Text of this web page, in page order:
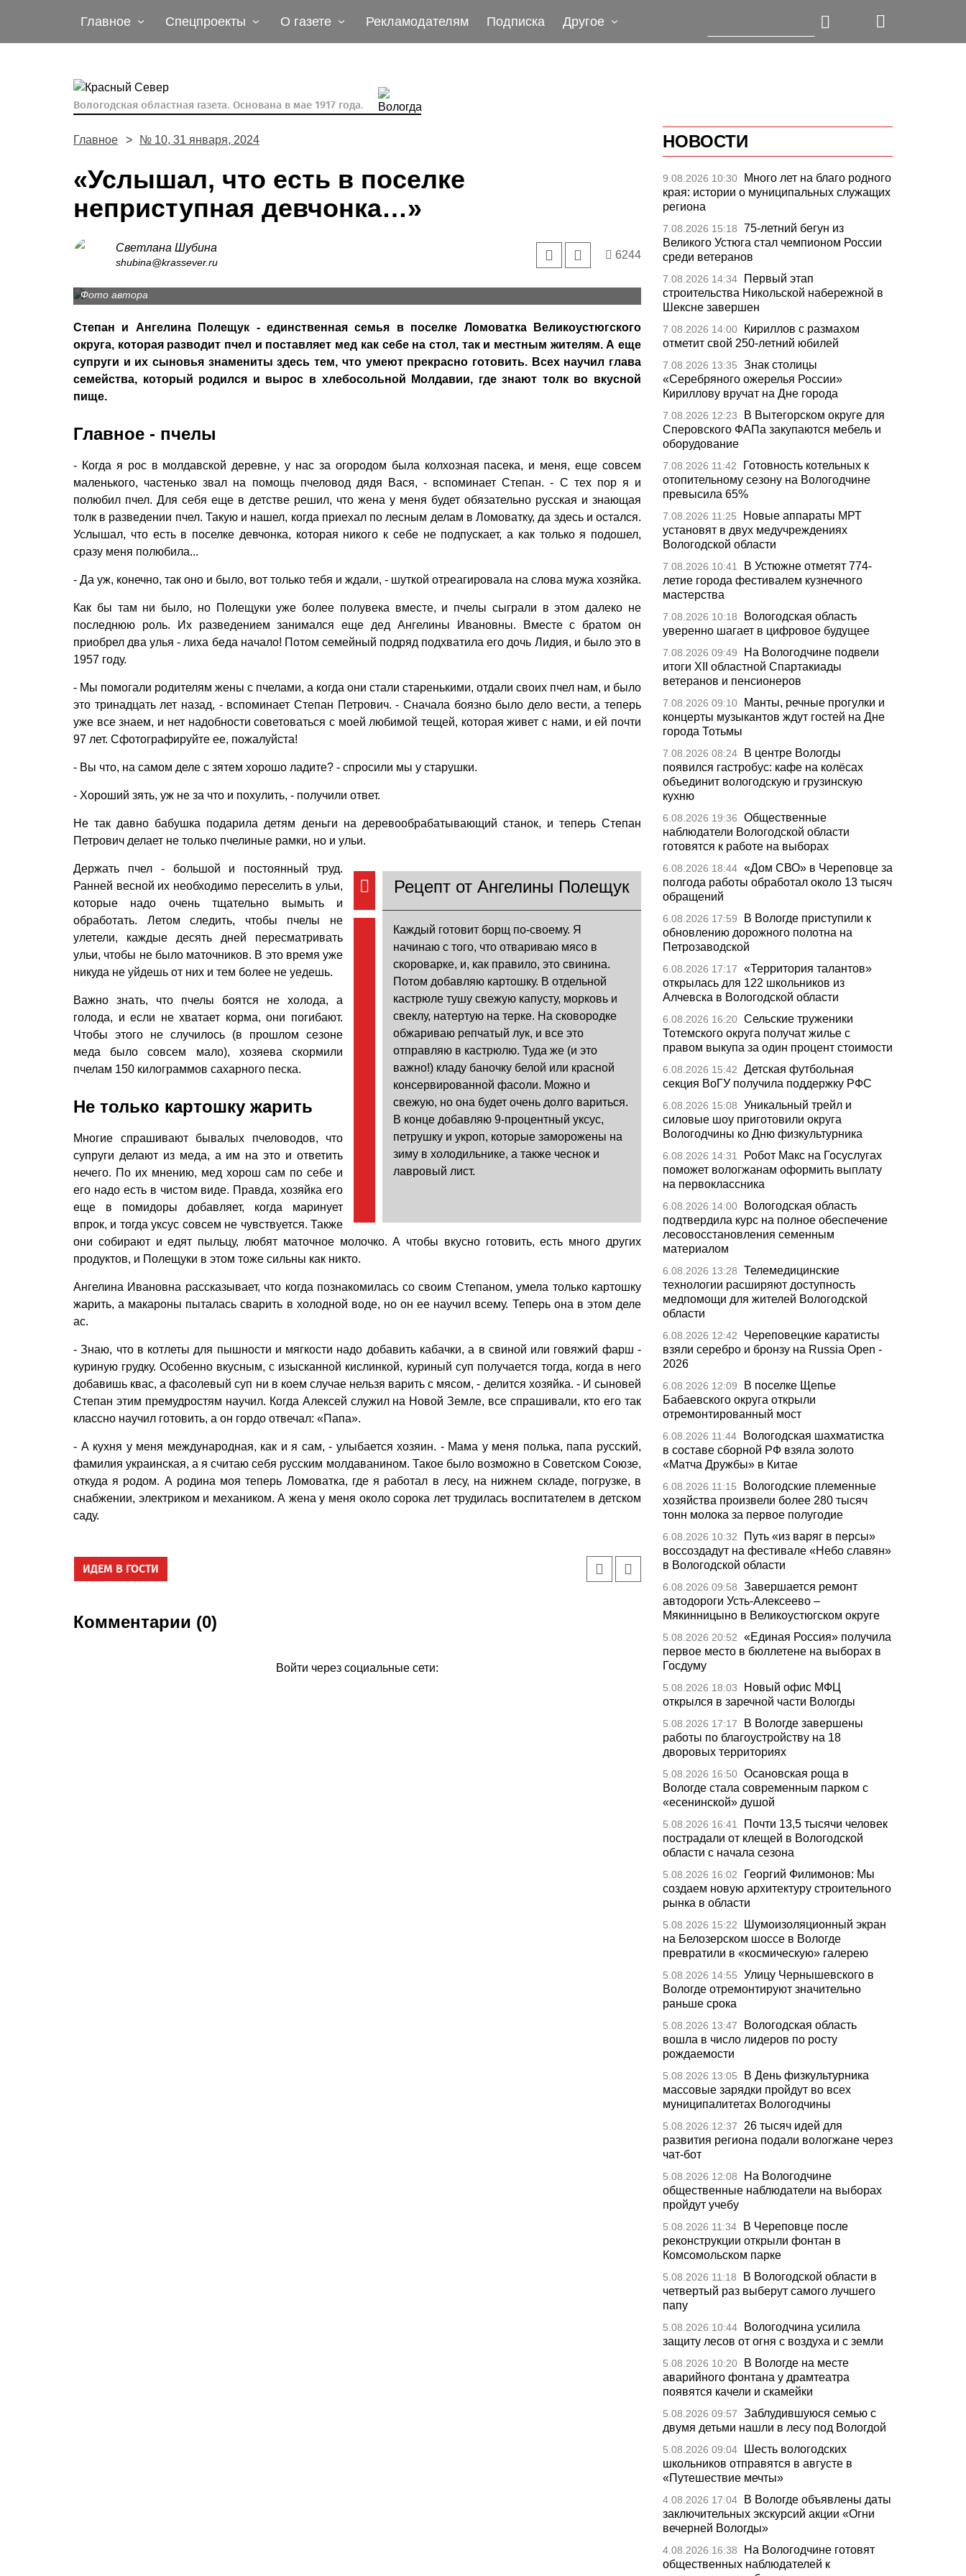
Главное Спецпроекты О газете Рекламодателям Подписка Другое
Вологодская областная газета. Основана в мае 1917 года.
Главное № 10, 31 января, 2024
«Услышал, что есть в поселке
неприступная девчонка…»
Светлана Шубина
shubina@krassever.ru
6244
Степан и Ангелина Полещук - чудесная пара, два творческих человека, которые удивительным
Фото автора
Степан и Ангелина Полещук - единственная семья в поселке Ломоватка Великоустюгского
округа, которая разводит пчел и поставляет мед как себе на стол, так и местным жителям. А еще
супруги и их сыновья знамениты здесь тем, что умеют прекрасно готовить. Всех научил глава
семейства, который родился и вырос в хлебосольной Молдавии, где знают толк во вкусной
пище.
Главное - пчелы
- Когда я рос в молдавской деревне, у нас за огородом была колхозная пасека, и меня, еще совсем
маленького, частенько звал на помощь пчеловод дядя Вася, - вспоминает Степан. - С тех пор я и
полюбил пчел. Для себя еще в детстве решил, что жена у меня будет обязательно русская и знающая
толк в разведении пчел. Такую и нашел, когда приехал по лесным делам в Ломоватку, да здесь и остался.
Услышал, что есть в поселке девчонка, которая никого к себе не подпускает, а как только я подошел,
сразу меня полюбила...
- Да уж, конечно, так оно и было, вот только тебя и ждали, - шуткой отреагировала на слова мужа хозяйка.
Как бы там ни было, но Полещуки уже более полувека вместе, и пчелы сыграли в этом далеко не
последнюю роль. Их разведением занимался еще дед Ангелины Ивановны. Вместе с братом он
приобрел два улья - лиха беда начало! Потом семейный подряд подхватила его дочь Лидия, и было это в
1957 году.
- Мы помогали родителям жены с пчелами, а когда они стали старенькими, отдали своих пчел нам, и было
это тринадцать лет назад, - вспоминает Степан Петрович. - Сначала боязно было дело вести, а теперь
уже все знаем, и нет надобности советоваться с моей любимой тещей, которая живет с нами, и ей почти
97 лет. Сфотографируйте ее, пожалуйста!
- Вы что, на самом деле с зятем хорошо ладите? - спросили мы у старушки.
- Хороший зять, уж не за что и похулить, - получили ответ.
Не так давно бабушка подарила детям деньги на деревообрабатывающий станок, и теперь Степан
Петрович делает не только пчелиные рамки, но и ульи.
Рецепт от Ангелины Полещук
Каждый готовит борщ по-своему. Я
начинаю с того, что отвариваю мясо в
скороварке, и, как правило, это свинина.
Потом добавляю картошку. В отдельной
кастрюле тушу свежую капусту, морковь и
свеклу, натертую на терке. На сковородке
обжариваю репчатый лук, и все это
отправляю в кастрюлю. Туда же (и это
важно!) кладу баночку белой или красной
консервированной фасоли. Можно и
свежую, но она будет очень долго вариться.
В конце добавляю 9-процентный уксус,
петрушку и укроп, которые заморожены на
зиму в холодильнике, а также чеснок и
лавровый лист.
Держать пчел - большой и постоянный труд.
Ранней весной их необходимо переселить в ульи,
которые надо очень тщательно вымыть и
обработать. Летом следить, чтобы пчелы не
улетели, каждые десять дней пересматривать
ульи, чтобы не было маточников. В это время уже
никуда не уйдешь от них и тем более не уедешь.
Важно знать, что пчелы боятся не холода, а
голода, и если не хватает корма, они погибают.
Чтобы этого не случилось (в прошлом сезоне
меда было совсем мало), хозяева скормили
пчелам 150 килограммов сахарного песка.
Не только картошку жарить
Многие спрашивают бывалых пчеловодов, что
супруги делают из меда, а им на это и ответить
нечего. По их мнению, мед хорош сам по себе и
его надо есть в чистом виде. Правда, хозяйка его
еще в помидоры добавляет, когда маринует
впрок, и тогда уксус совсем не чувствуется. Также
они собирают и едят пыльцу, любят маточное молочко. А чтобы вкусно готовить, есть много других
продуктов, и Полещуки в этом тоже сильны как никто.
Ангелина Ивановна рассказывает, что когда познакомилась со своим Степаном, умела только картошку
жарить, а макароны пыталась сварить в холодной воде, но он ее научил всему. Теперь она в этом деле
ас.
- Знаю, что в котлеты для пышности и мягкости надо добавить кабачки, а в свиной или говяжий фарш -
куриную грудку. Особенно вкусным, с изысканной кислинкой, куриный суп получается тогда, когда в него
добавишь квас, а фасолевый суп ни в коем случае нельзя варить с мясом, - делится хозяйка. - И сыновей
Степан этим премудростям научил. Когда Алексей служил на Новой Земле, все спрашивали, кто его так
классно научил готовить, а он гордо отвечал: «Папа».
- А кухня у меня международная, как и я сам, - улыбается хозяин. - Мама у меня полька, папа русский,
фамилия украинская, а я считаю себя русским молдаванином. Такое было возможно в Советском Союзе,
откуда я родом. А родина моя теперь Ломоватка, где я работал в лесу, на нижнем складе, погрузке, в
снабжении, электриком и механиком. А жена у меня около сорока лет трудилась воспитателем в детском
саду.
ИДЕМ В ГОСТИ
Комментарии (0)
Войти через социальные сети:
НОВОСТИ
9.08.2026 10:30
Много лет на благо родного
края: истории о муниципальных служащих
региона
7.08.2026 15:18
75-летний бегун из
Великого Устюга стал чемпионом России
среди ветеранов
7.08.2026 14:34
Первый этап
строительства Никольской набережной в
Шексне завершен
7.08.2026 14:00
Кириллов с размахом
отметит свой 250-летний юбилей
7.08.2026 13:35
Знак столицы
«Серебряного ожерелья России»
Кириллову вручат на Дне города
7.08.2026 12:23
В Вытегорском округе для
Сперовского ФАПа закупаются мебель и
оборудование
7.08.2026 11:42
Готовность котельных к
отопительному сезону на Вологодчине
превысила 65%
7.08.2026 11:25
Новые аппараты МРТ
установят в двух медучреждениях
Вологодской области
7.08.2026 10:41
В Устюжне отметят 774-
летие города фестивалем кузнечного
мастерства
7.08.2026 10:18
Вологодская область
уверенно шагает в цифровое будущее
7.08.2026 09:49
На Вологодчине подвели
итоги XII областной Спартакиады
ветеранов и пенсионеров
7.08.2026 09:10
Манты, речные прогулки и
концерты музыкантов ждут гостей на Дне
города Тотьмы
7.08.2026 08:24
В центре Вологды
появился гастробус: кафе на колёсах
объединит вологодскую и грузинскую
кухню
6.08.2026 19:36
Общественные
наблюдатели Вологодской области
готовятся к работе на выборах
6.08.2026 18:44 «Дом СВО» в Череповце за
полгода работы обработал около 13 тысяч
обращений
6.08.2026 17:59
В Вологде приступили к
обновлению дорожного полотна на
Петрозаводской
6.08.2026 17:17
«Территория талантов»
открылась для 122 школьников из
Алчевска в Вологодской области
6.08.2026 16:20 Сельские труженики
Тотемского округа получат жилье с
правом выкупа за один процент стоимости
6.08.2026 15:42
Детская футбольная
секция ВоГУ получила поддержку РФС
6.08.2026 15:08
Уникальный трейл и
силовые шоу приготовили округа
Вологодчины ко Дню физкультурника
6.08.2026 14:31
Робот Макс на Госуслугах
поможет вологжанам оформить выплату
на первоклассника
6.08.2026 14:00
Вологодская область
подтвердила курс на полное обеспечение
лесовосстановления семенным
материалом
6.08.2026 13:28
Телемедицинские
технологии расширяют доступность
медпомощи для жителей Вологодской
области
6.08.2026 12:42
Череповецкие каратисты
взяли серебро и бронзу на Russia Open -
2026
6.08.2026 12:09
В поселке Щепье
Бабаевского округа открыли
отремонтированный мост
6.08.2026 11:44
Вологодская шахматистка
в составе сборной РФ взяла золото
«Матча Дружбы» в Китае
6.08.2026 11:15
Вологодские племенные
хозяйства произвели более 280 тысяч
тонн молока за первое полугодие
6.08.2026 10:32
Путь «из варяг в персы»
воссоздадут на фестивале «Небо славян»
в Вологодской области
6.08.2026 09:58
Завершается ремонт
автодороги Усть-Алексеево –
Мякинницыно в Великоустюгском округе
5.08.2026 20:52
«Единая Россия» получила
первое место в бюллетене на выборах в
Госдуму
5.08.2026 18:03
Новый офис МФЦ
открылся в заречной части Вологды
5.08.2026 17:17
В Вологде завершены
работы по благоустройству на 18
дворовых территориях
5.08.2026 16:50 Осановская роща в
Вологде стала современным парком с
«есенинской» душой
5.08.2026 16:41
Почти 13,5 тысячи человек
пострадали от клещей в Вологодской
области с начала сезона
5.08.2026 16:02
Георгий Филимонов: Мы
создаем новую архитектуру строительного
рынка в области
5.08.2026 15:22
Шумоизоляционный экран
на Белозерском шоссе в Вологде
превратили в «космическую» галерею
5.08.2026 14:55
Улицу Чернышевского в
Вологде отремонтируют значительно
раньше срока
5.08.2026 13:47
Вологодская область
вошла в число лидеров по росту
рождаемости
5.08.2026 13:05
В День физкультурника
массовые зарядки пройдут во всех
муниципалитетах Вологодчины
5.08.2026 12:37
26 тысяч идей для
развития региона подали вологжане через
чат-бот
5.08.2026 12:08
На Вологодчине
общественные наблюдатели на выборах
пройдут учебу
5.08.2026 11:34
В Череповце после
реконструкции открыли фонтан в
Комсомольском парке
5.08.2026 11:18
В Вологодской области в
четвертый раз выберут самого лучшего
папу
5.08.2026 10:44
Вологодчина усилила
защиту лесов от огня с воздуха и с земли
5.08.2026 10:20
В Вологде на месте
аварийного фонтана у драмтеатра
появятся качели и скамейки
5.08.2026 09:57
Заблудившуюся семью с
двумя детьми нашли в лесу под Вологдой
5.08.2026 09:04
Шесть вологодских
школьников отправятся в августе в
«Путешествие мечты»
4.08.2026 17:04
В Вологде объявлены даты
заключительных экскурсий акции «Огни
вечерней Вологды»
4.08.2026 16:38
На Вологодчине готовят
общественных наблюдателей к